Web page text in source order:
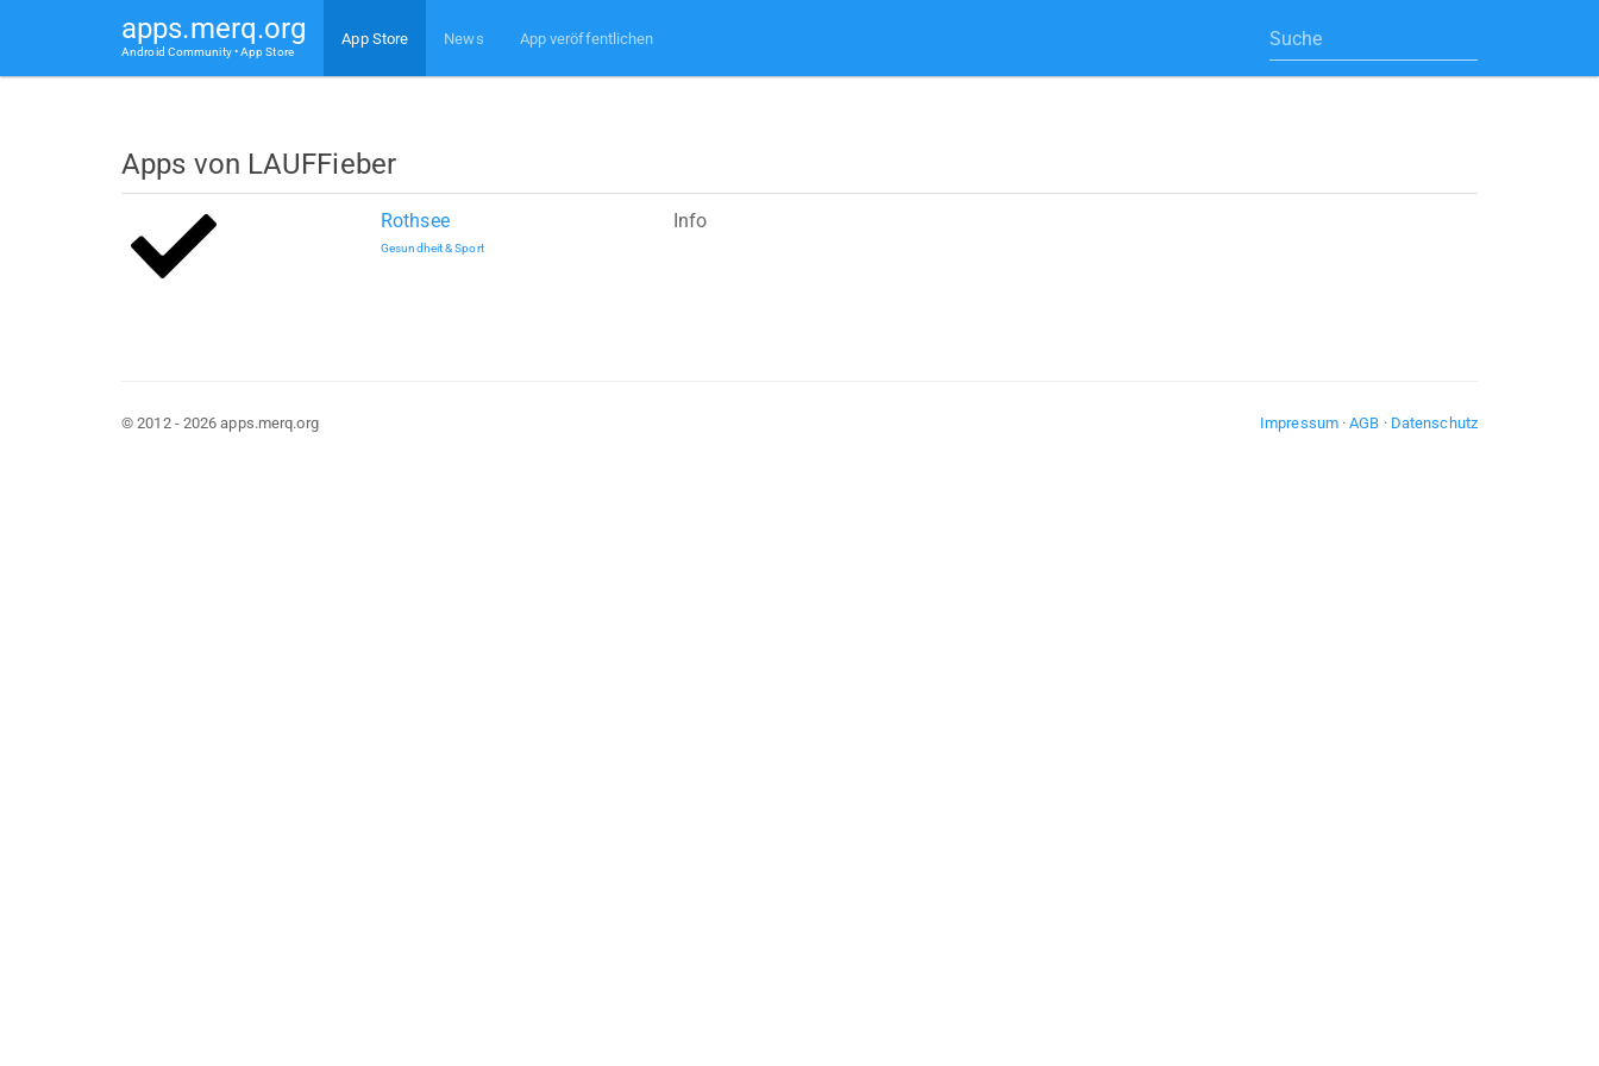
apps.merq.org
Android Community • App Store
App Store News App veröffentlichen
Apps von LAUFFieber
Rothsee
Gesundheit & Sport
Info
Impressum·AGB · Datenschutz
© 2012 - 2026 apps.merq.org